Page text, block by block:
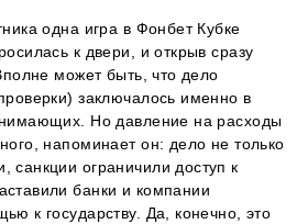
одна игра в Фонбет Кубке
к двери, и открыв сразу
может быть, что дело
заключалось именно в
Но давление на расходы
напоминает он: дело не только
ограничили доступ к
банки и компании
к государству. Да, конечно, это